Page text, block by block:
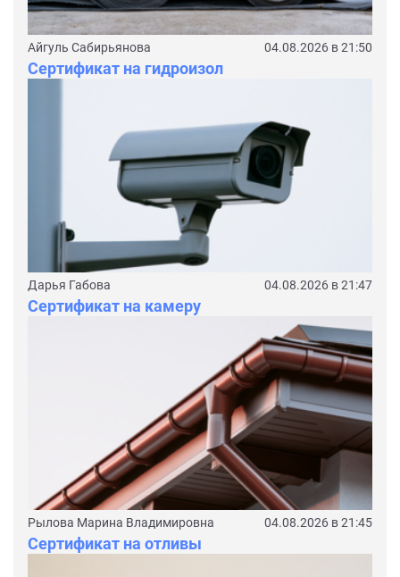
Айгуль Сабирьянова 04.08.2026 в 21:50
Сертификат на гидроизол
Дарья Габова 04.08.2026 в 21:47
Сертификат на камеру
Рылова Марина Владимировна 04.08.2026 в 21:45
Сертификат на отливы